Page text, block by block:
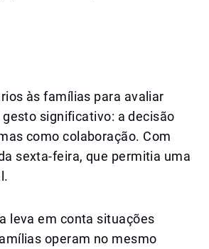
às famílias para avaliar
significativo: a decisão
como colaboração. Com
sexta-feira, que permitia uma
leva em conta situações
operam no mesmo